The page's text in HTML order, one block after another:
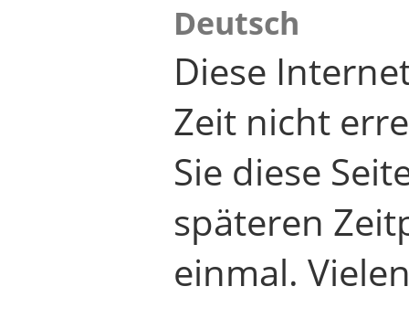
Deutsch
Diese
Zeit nicht
Sie diese
späteren
einmal.